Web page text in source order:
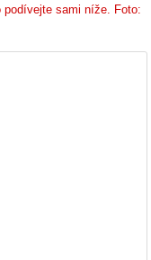
podívejte sami níže. Foto: